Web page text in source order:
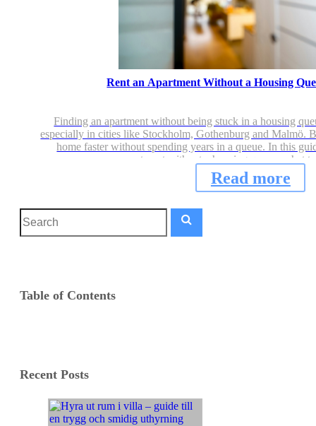
Rent an Apartment Without a Housing
Finding an apartment without being stuck in a housing
especially in cities like Stockholm, Gothenburg and Malmö.
home faster without spending years in a queue. In this
apartment without a housing queue, what
Read more
Table of Contents
Recent Posts